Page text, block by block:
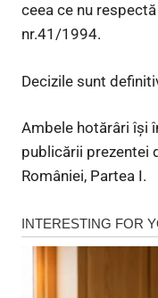
ceea ce nu
nr.41/1994.
Decizile sunt
Ambele hotărâri îşi
publicării prezentei
României, Partea I.